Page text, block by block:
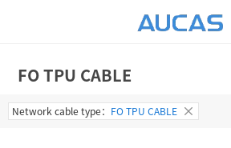
FO TPU CABLE
Network cable type： FO TPU CABLE